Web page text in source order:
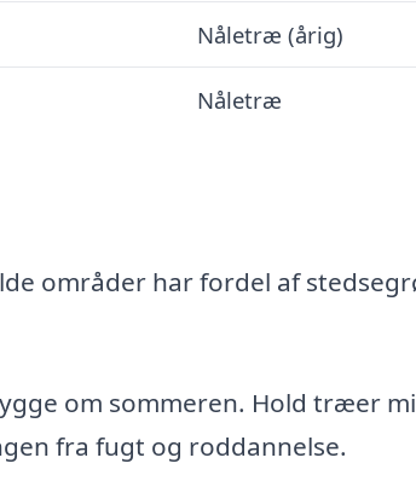
Nåletræ (årig)
Nåletræ
områder har fordel af
om sommeren. Hold træer
fra fugt og roddannelse.